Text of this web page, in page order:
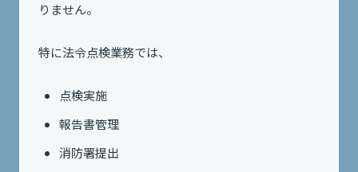
りません。
特に法令点検業務では、
点検実施
報告書管理
消防署提出